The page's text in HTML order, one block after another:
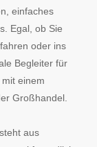
einfaches
Egal, ob Sie
oder ins
Begleiter für
einem
Großhandel.
aus